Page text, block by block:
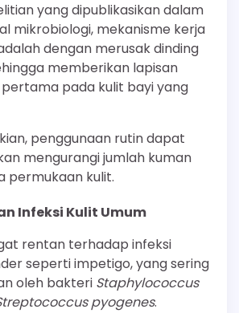
yang dipublikasikan dalam
mikrobiologi, mekanisme kerja
dengan merusak dinding
memberikan lapisan
pada kulit bayi yang
penggunaan rutin dapat
mengurangi jumlah kuman
permukaan kulit.
Infeksi Kulit Umum
rentan terhadap infeksi
seperti impetigo, yang sering
oleh bakteri Staphylococcus
pyogenes.